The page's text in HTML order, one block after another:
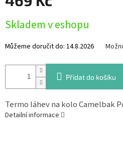
cena:
Skladem v eshopu
Můžeme doručit do: 14.8.2026
Přidat do košíku
Termo láhev na kolo Camelbak
Detailní informace